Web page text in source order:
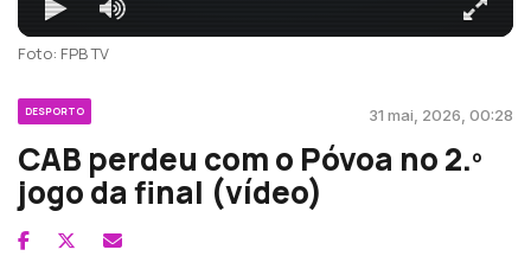
Foto: FPB TV
DESPORTO 31 mai, 2026, 00:28
CAB perdeu com o Póvoa no 2.º
jogo da final (vídeo)